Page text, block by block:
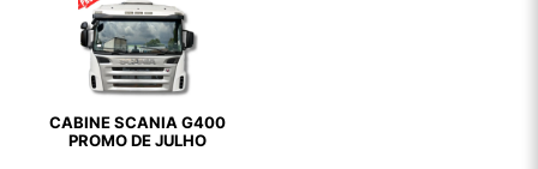
CABINE SCANIA G400
PROMO DE JULHO